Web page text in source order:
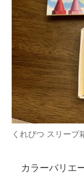
くれぴつ スリーブ
カラーバリエ